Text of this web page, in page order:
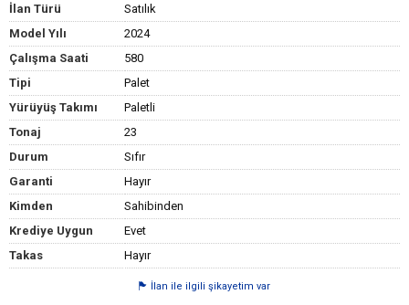
İlan Türü
Satılık
Model Yılı
2024
Çalışma Saati
580
Tipi
Palet
Yürüyüş Takımı
Paletli
Tonaj
23
Durum
Sıfır
Garanti
Hayır
Kimden
Sahibinden
Krediye Uygun
Evet
Takas
Hayır
İlan ile ilgili şikayetim var